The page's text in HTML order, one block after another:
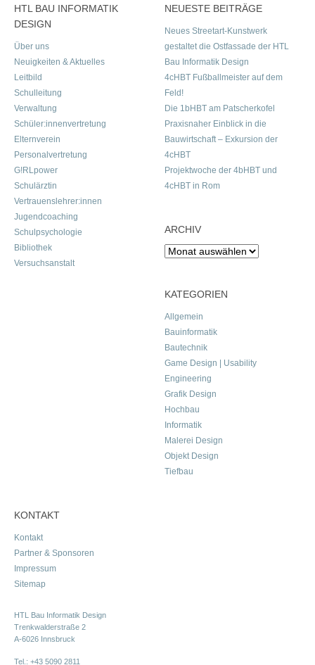
HTL BAU INFORMATIK
DESIGN
Über uns
Neuigkeiten & Aktuelles
Leitbild
Schulleitung
Verwaltung
Schüler:innenvertretung
Elternverein
Personalvertretung
G!RLpower
Schulärztin
Vertrauenslehrer:innen
Jugendcoaching
Schulpsychologie
Bibliothek
Versuchsanstalt
NEUESTE BEITRÄGE
Neues Streetart-Kunstwerk
gestaltet die Ostfassade der HTL
Bau Informatik Design
4cHBT Fußballmeister auf dem
Feld!
Die 1bHBT am Patscherkofel
Praxisnaher Einblick in die
Bauwirtschaft – Exkursion der
4cHBT
Projektwoche der 4bHBT und
4cHBT in Rom
ARCHIV
Archiv
KATEGORIEN
Allgemein
Bauinformatik
Bautechnik
Game Design | Usability
Engineering
Grafik Design
Hochbau
Informatik
Malerei Design
Objekt Design
Tiefbau
KONTAKT
Kontakt
Partner & Sponsoren
Impressum
Sitemap
HTL Bau Informatik Design
Trenkwalderstraße 2
A-6026 Innsbruck
Tel.: +43 5090 2811